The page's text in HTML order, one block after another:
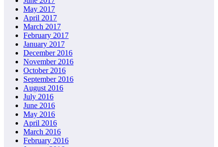
May 2017
April 2017
March 2017
February 2017
January 2017
December 2016
November 2016
October 2016
September 2016
August 2016
July 2016
June 2016
May 2016
April 2016
March 2016
February 2016